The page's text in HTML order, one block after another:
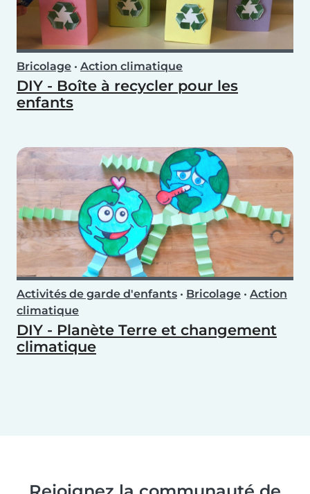
Bricolage • Action climatique
DIY - Boîte à recycler pour les
enfants
Activités de garde d'enfants • Bricolage • Action
climatique
DIY - Planète Terre et changement
climatique